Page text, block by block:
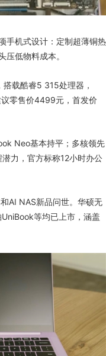
手机式设计：定制超薄铜热
低物料成本。
载酷睿5 315处理器，
零售价4499元，首发价
Neo基本持平；多核领先
力，官方标称12小时办公
AI NAS新品问世。华硕无
等均已上市，涵盖